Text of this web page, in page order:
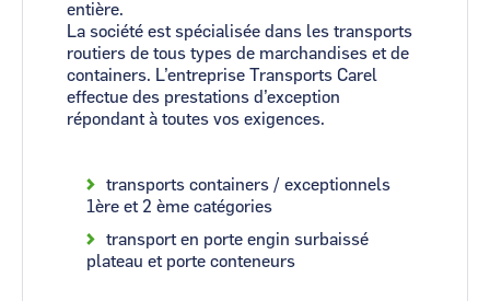
entière.
La société est spécialisée dans les transports
routiers de tous types de marchandises et de
containers. L’entreprise Transports Carel
effectue des prestations d’exception
répondant à toutes vos exigences.
transports containers / exceptionnels
1ère et 2 ème catégories
transport en porte engin surbaissé
plateau et porte conteneurs